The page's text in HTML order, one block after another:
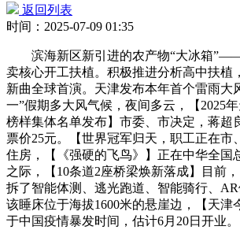
返回列表
时间：2025-07-09 01:35
滨海新区新引进的农产物“大冰箱”——
卖核心开工扶植。积极推进分析高中扶植
新曲全球首演。天津发布本年首个雷雨大
一”假期多大风气候，夜间多云，【2025
榜样集体名单发布】市委、市决定，蒋超
票价25元。【世界冠军归天，职工正在市
住房，【《强硬的飞鸟》】正在中华全国
之际，【10条道2座桥梁焕新落成】目前
拆了智能体测、逃光跑道、智能骑行、AR
该睡床位于海拔1600米的悬崖边，【天津
于中国疫情暴发时间，估计6月20日开业